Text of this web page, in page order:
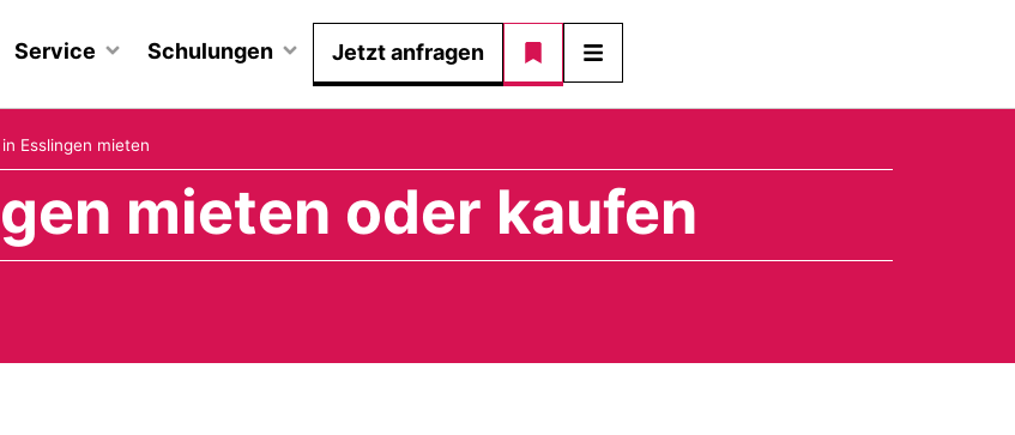
Service Schulungen Jetzt anfragen
Esslingen mieten
mieten oder kaufen